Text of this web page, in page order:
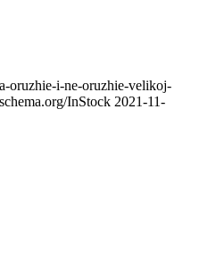
oruzhie-i-ne-oruzhie-velikoj-
InStock 2021-11-